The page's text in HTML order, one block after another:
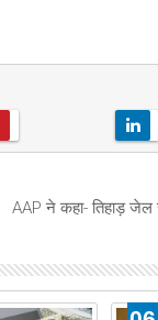
AAP ने कहा- तिहाड़ जेल